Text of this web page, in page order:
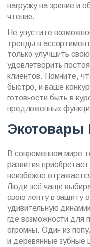
нагрузку на зрение и
чтение.
Не упустите
тренды в
только улучшить
удовлетворить
клиентов. Помните,
быстро, и ваше
готовности быть в
предложенных
Экотовары
В современном мире
развития
неизбежно
Люди всё чаще
свою лепту в защиту
удивительную
где возможности для
огромны. Один из
и деревянные зубные